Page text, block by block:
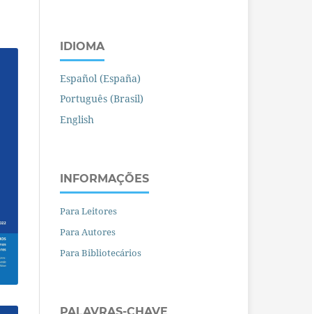
IDIOMA
Español (España)
Português (Brasil)
English
INFORMAÇÕES
Para Leitores
Para Autores
Para Bibliotecários